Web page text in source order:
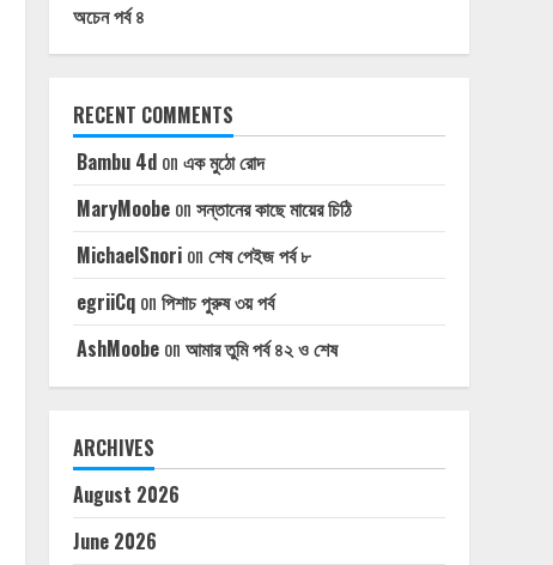
অচেন পর্ব ৪
RECENT COMMENTS
Bambu 4don এক মুঠো রোদ
MaryMoobeon সন্তানের কাছে মায়ের চিঠি
MichaelSnorion শেষ পেইজ পর্ব ৮
egriiCqon পিশাচ পুরুষ ৩য় পর্ব
AshMoobeon আমার তুমি পর্ব ৪২ ও শেষ
ARCHIVES
August 2026
June 2026